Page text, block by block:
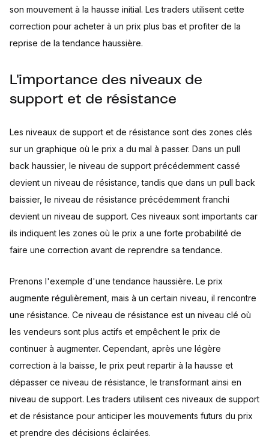
son mouvement à la hausse initial. Les traders utilisent cette
correction pour acheter à un prix plus bas et profiter de la
reprise de la tendance haussière.
L'importance des niveaux de
support et de résistance
Les niveaux de support et de résistance sont des zones clés
sur un graphique où le prix a du mal à passer. Dans un pull
back haussier, le niveau de support précédemment cassé
devient un niveau de résistance, tandis que dans un pull back
baissier, le niveau de résistance précédemment franchi
devient un niveau de support. Ces niveaux sont importants car
ils indiquent les zones où le prix a une forte probabilité de
faire une correction avant de reprendre sa tendance.
Prenons l'exemple d'une tendance haussière. Le prix
augmente régulièrement, mais à un certain niveau, il rencontre
une résistance. Ce niveau de résistance est un niveau clé où
les vendeurs sont plus actifs et empêchent le prix de
continuer à augmenter. Cependant, après une légère
correction à la baisse, le prix peut repartir à la hausse et
dépasser ce niveau de résistance, le transformant ainsi en
niveau de support. Les traders utilisent ces niveaux de support
et de résistance pour anticiper les mouvements futurs du prix
et prendre des décisions éclairées.